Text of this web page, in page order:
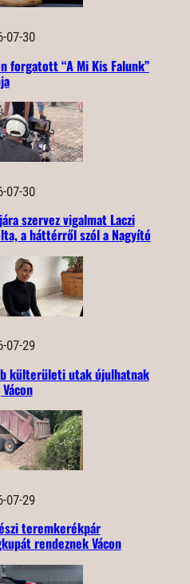
07-30
forgatott “A Mi Kis Falunk”
07-30
szervez vigalmat Laczi
a háttérről szól a Nagyító
07-29
külterületi utak újulhatnak
07-29
teremkerékpár
rendeznek Vácon